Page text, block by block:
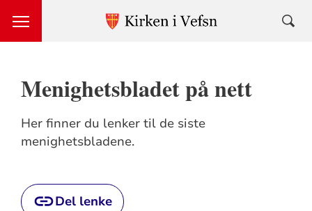
Menighetsbladet på nett
Her finner du lenker til de siste
menighetsbladene.
Del lenke